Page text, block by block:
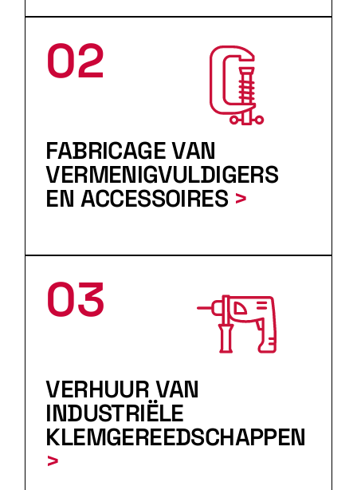
02
FABRICAGE VAN
VERMENIGVULDIGERS
EN ACCESSOIRES >
03
VERHUUR VAN
INDUSTRIËLE
KLEMGEREEDSCHAPPEN
>